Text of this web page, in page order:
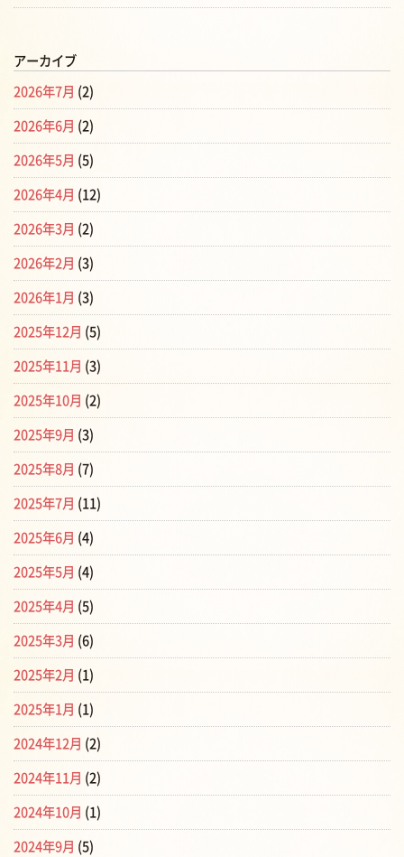
アーカイブ
2026年7月 (2)
2026年6月 (2)
2026年5月 (5)
2026年4月 (12)
2026年3月 (2)
2026年2月 (3)
2026年1月 (3)
2025年12月 (5)
2025年11月 (3)
2025年10月 (2)
2025年9月 (3)
2025年8月 (7)
2025年7月 (11)
2025年6月 (4)
2025年5月 (4)
2025年4月 (5)
2025年3月 (6)
2025年2月 (1)
2025年1月 (1)
2024年12月 (2)
2024年11月 (2)
2024年10月 (1)
2024年9月 (5)